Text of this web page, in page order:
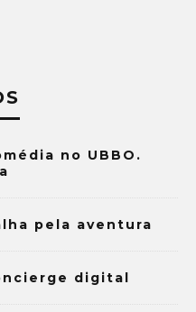
no UBBO.
pela aventura
digital